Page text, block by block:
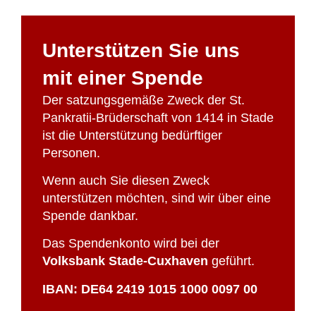
Unterstützen Sie uns
mit einer Spende
Der satzungsgemäße Zweck der St.
Pankratii-Brüderschaft von 1414 in Stade
ist die Unterstützung bedürftiger
Personen.
Wenn auch Sie diesen Zweck
unterstützen möchten, sind wir über eine
Spende dankbar.
Das Spendenkonto wird bei der
Volksbank Stade-Cuxhaven geführt.
IBAN: DE64 2419 1015 1000 0097 00